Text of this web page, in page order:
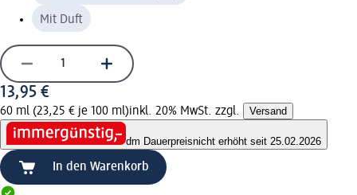
Mit Duft
13,95 €
60 ml (23,25 € je 100 ml)inkl. 20% MwSt. zzgl. Versand
dm Dauerpreisnicht erhöht seit 25.02.2026
In den Warenkorb